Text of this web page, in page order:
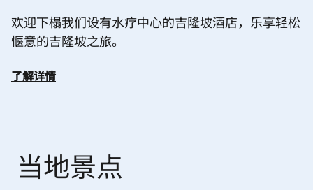
欢迎下榻我们设有水疗中心的吉隆坡酒店，乐享轻松
惬意的吉隆坡之旅。
了解详情
当地景点